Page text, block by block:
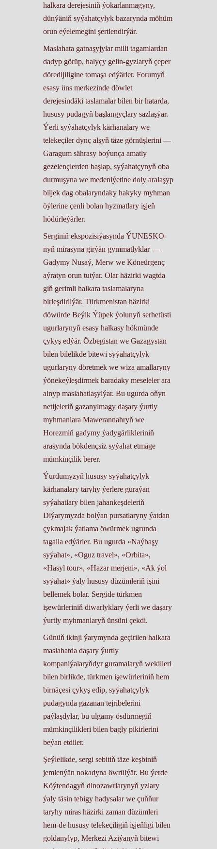
halkara derejesiniň ýokarlanmagyny,
dünýäniň syýahatçylyk bazarynda möhüm
orun eýelemegini şertlendirýär.
Maslahata gatnaşyjylar milli tagamlardan
dadyp görüp, halyçy gelin-gyzlaryň çeper
döredijiligine tomaşa edýärler. Forumyň
esasy üns merkezinde döwlet
derejesindäki taslamalar bilen bir hatarda,
hususy pudagyň başlangyçlary sazlaşýar.
Ýerli syýahatçylyk kärhanalary we
telekeçiler dynç alşyň täze görnüşlerini —
Garagum sährasy boýunça amatly
gezelençlerden başlap, syýahatçynyň oba
durmuşyna we medeniýetine doly aralaşyp
biljek dag obalaryndaky hakyky myhman
öýlerine çenli bolan hyzmatlary işjeň
hödürleýärler.
Serginiň ekspozisiýasynda ÝUNESKO-
nyň mirasyna girýän gymmatlyklar —
Gadymy Nusaý, Merw we Köneürgenç
aýratyn orun tutýar. Olar häzirki wagtda
giň gerimli halkara taslamalaryna
birleşdirilýär. Türkmenistan häzirki
döwürde Beýik Ýüpek ýolunyň serhetüsti
ugurlarynyň esasy halkasy hökmünde
çykyş edýär. Özbegistan we Gazagystan
bilen bilelikde bitewi syýahatçylyk
ugurlaryny döretmek we wiza amallaryny
ýönekeýleşdirmek baradaky meseleler ara
alnyp maslahatlaşylýar. Bu ugurda oňyn
netijeleriň gazanylmagy daşary ýurtly
myhmanlara Mawerannahryň we
Horezmiň gadymy ýadygärlikleriniň
arasynda bökdençsiz syýahat etmäge
mümkinçilik berer.
Ýurdumyzyň hususy syýahatçylyk
kärhanalary taryhy ýerlere guraýan
syýahatlary bilen jahankeşdeleriň
Diýarymyzda bolýan pursatlaryny ýatdan
çykmajak ýatlama öwürmek ugrunda
tagalla edýärler. Bu ugurda «Naýbaşy
syýahat», «Oguz travel», «Orbita»,
«Hasyl tour», «Hazar merjeni», «Ak ýol
syýahat» ýaly hususy düzümleriň işini
bellemek bolar. Sergide türkmen
işewürleriniň diwarlyklary ýerli we daşary
ýurtly myhmanlaryň ünsüni çekdi.
Günüň ikinji ýarymynda geçirilen halkara
maslahatda daşary ýurtly
kompaniýalaryňdyr guramalaryň wekilleri
bilen birlikde, türkmen işewürleriniň hem
birnäçesi çykyş edip, syýahatçylyk
pudagynda gazanan tejribelerini
paýlaşdylar, bu ulgamy ösdürmegiň
mümkinçilikleri bilen bagly pikirlerini
beýan etdiler.
Şeýlelikde, sergi sebitiň täze keşbiniň
jemlenýän nokadyna öwrülýär. Bu ýerde
Köýtendagyň dinozawrlarynyň yzlary
ýaly täsin tebigy hadysalar we çuňňur
taryhy miras häzirki zaman düzümleri
hem-de hususy telekeçiligiň işjeňligi bilen
goldanylyp, Merkezi Aziýanyň bitewi